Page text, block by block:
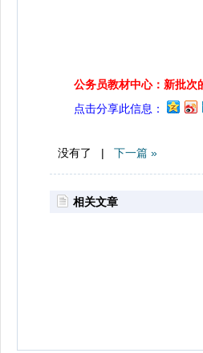
公务员教材中心：新批次
点击分享此信息：
没有了 | 下一篇 »
相关文章